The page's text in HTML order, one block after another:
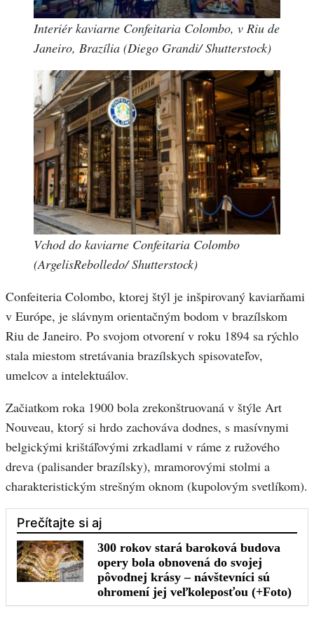
Interiér kaviarne Confeitaria Colombo, v Riu de
Janeiro, Brazília (Diego Grandi/ Shutterstock)
Vchod do kaviarne Confeitaria Colombo
(ArgelisRebolledo/ Shutterstock)
Confeiteria Colombo, ktorej štýl je inšpirovaný kaviarňami
v Európe, je slávnym orientačným bodom v brazílskom
Riu de Janeiro. Po svojom otvorení v roku 1894 sa rýchlo
stala miestom stretávania brazílskych spisovateľov,
umelcov a intelektuálov.
Začiatkom roka 1900 bola zrekonštruovaná v štýle Art
Nouveau, ktorý si hrdo zachováva dodnes, s masívnymi
belgickými krištáľovými zrkadlami v ráme z ružového
dreva (palisander brazílsky), mramorovými stolmi a
charakteristickým strešným oknom (kupolovým svetlíkom).